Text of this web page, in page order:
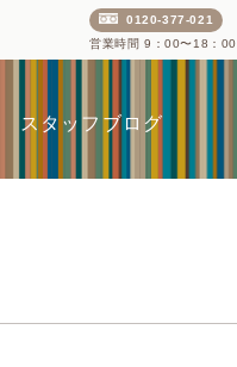
0120-377-021
営業時間 9：00〜18：00
スタッフブログ